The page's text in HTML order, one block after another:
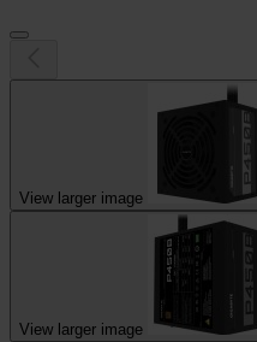
View larger image
View larger image